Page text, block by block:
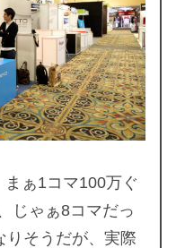
ぁ1コマ100万ぐ
じゃぁ8コマだっ
りそうだが、実際